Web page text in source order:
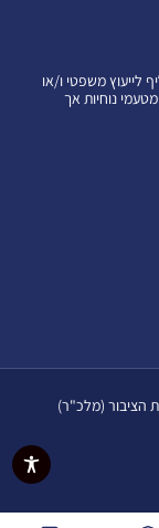
לייעוץ משפטי ו/או
נוחיות אך